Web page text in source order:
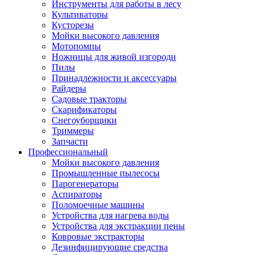
Инструменты для работы в лесу
Культиваторы
Кусторезы
Мойки высокого давления
Мотопомпы
Ножницы для живой изгороди
Пилы
Принадлежности и аксессуары
Райдеры
Садовые тракторы
Скарификаторы
Снегоуборщики
Триммеры
Запчасти
Профессиональный
Мойки высокого давления
Промышленные пылесосы
Парогенераторы
Аспираторы
Поломоечные машины
Устройства для нагрева воды
Устройства для экстракции пены
Ковровые экстракторы
Дезинфицирующие средства